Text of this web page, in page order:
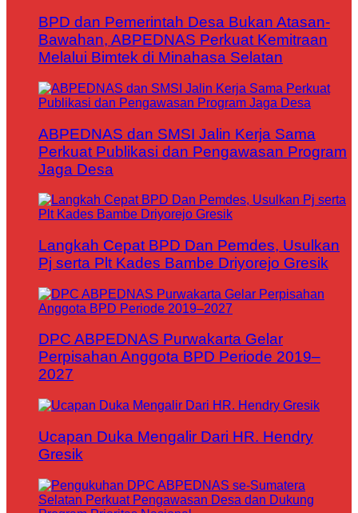
BPD dan Pemerintah Desa Bukan Atasan-
Bawahan, ABPEDNAS Perkuat Kemitraan
Melalui Bimtek di Minahasa Selatan
ABPEDNAS dan SMSI Jalin Kerja Sama
Perkuat Publikasi dan Pengawasan Program
Jaga Desa
Langkah Cepat BPD Dan Pemdes, Usulkan
Pj serta Plt Kades Bambe Driyorejo Gresik
DPC ABPEDNAS Purwakarta Gelar
Perpisahan Anggota BPD Periode 2019–
2027
Ucapan Duka Mengalir Dari HR. Hendry
Gresik